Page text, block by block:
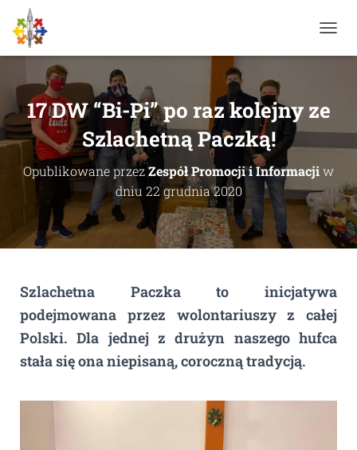
R
Ą
C
Z
A
W
I
G
A
C
17 DW “Bi-Pi” po raz kolejny ze
Szlachetną Paczką!
Opublikowane przezZespół Promocji i Informacjiw
dniu 22 grudnia 2020
Szlachetna Paczka to inicjatywa
podejmowana przez wolontariuszy z całej
Polski. Dla jednej z drużyn naszego hufca
stała się ona niepisaną, coroczną tradycją.